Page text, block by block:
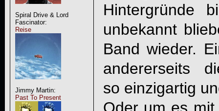
Spiral Drive & Lord
Fascinator:
Reise
Jimmy Martin:
Past To Present
Hintergründe
unbekannt
Band wieder.
andererseits
so einzigartig